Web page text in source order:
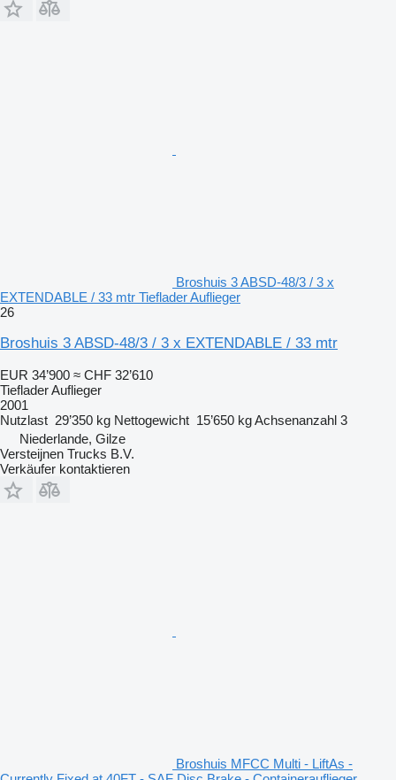
Broshuis 3 ABSD-48/3 / 3 x
EXTENDABLE / 33 mtr Tieflader Auflieger
26
Broshuis 3 ABSD-48/3 / 3 x EXTENDABLE / 33 mtr
EUR 34’900 ≈ CHF 32’610
Tieflader Auflieger
2001
Nutzlast 29’350 kg Nettogewicht 15’650 kgAchsenanzahl 3
Niederlande, Gilze
Versteijnen Trucks B.V.
Verkäufer kontaktieren
Broshuis MFCC Multi - LiftAs -